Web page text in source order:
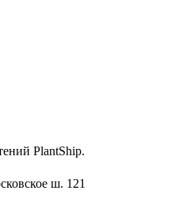
PlantShip.
ш. 121